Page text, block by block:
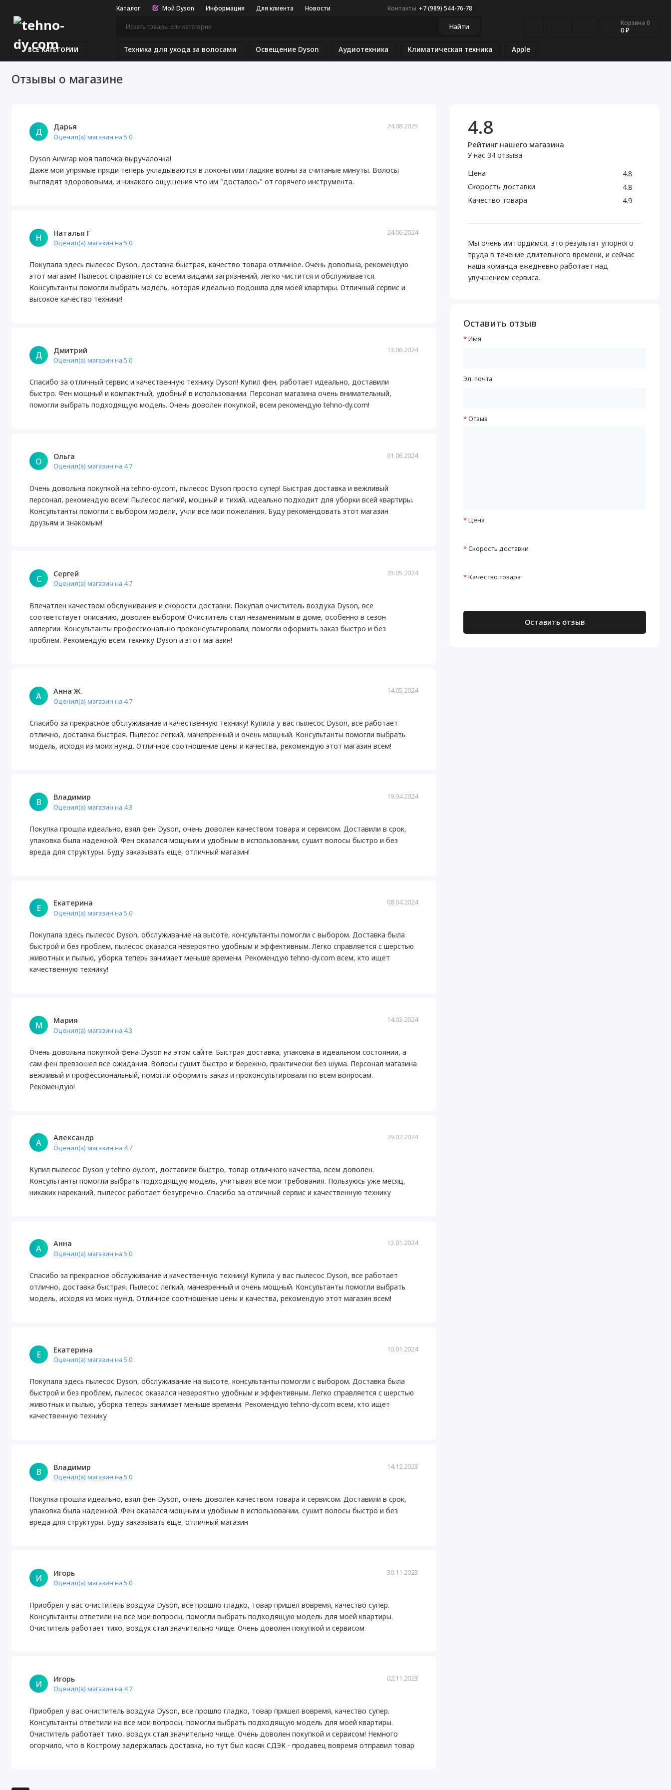
Каталог Мой Dyson Информация Для клиента Новости Контакты +7 (989) 544-76-78
Найти Корзина 0
0 ₽
ВСЕ КАТЕГОРИИ Техника для ухода за волосами Освещение Dyson Аудиотехника Климатическая техника Apple
Отзывы о магазине
Д Дарья
Оценил(а) магазин на 5.0
24.08.2025
Dyson Airwrap моя палочка-выручалочка!
Даже мои упрямые пряди теперь укладываются в локоны или гладкие волны за считаные минуты. Волосы
выглядят здорововыми, и никакого ощущения что им "досталось" от горячего инструмента.
Н Наталья Г
Оценил(а) магазин на 5.0
24.06.2024
Покупала здесь пылесос Dyson, доставка быстрая, качество товара отличное. Очень довольна, рекомендую
этот магазин! Пылесос справляется со всеми видами загрязнений, легко чистится и обслуживается.
Консультанты помогли выбрать модель, которая идеально подошла для моей квартиры. Отличный сервис и
высокое качество техники!
Д Дмитрий
Оценил(а) магазин на 5.0
13.06.2024
Спасибо за отличный сервис и качественную технику Dyson! Купил фен, работает идеально, доставили
быстро. Фен мощный и компактный, удобный в использовании. Персонал магазина очень внимательный,
помогли выбрать подходящую модель. Очень доволен покупкой, всем рекомендую tehno-dy.com!
О Ольга
Оценил(а) магазин на 4.7
01.06.2024
Очень довольна покупкой на tehno-dy.com, пылесос Dyson просто супер! Быстрая доставка и вежливый
персонал, рекомендую всем! Пылесос легкий, мощный и тихий, идеально подходит для уборки всей квартиры.
Консультанты помогли с выбором модели, учли все мои пожелания. Буду рекомендовать этот магазин
друзьям и знакомым!
С Сергей
Оценил(а) магазин на 4.7
23.05.2024
Впечатлен качеством обслуживания и скорости доставки. Покупал очиститель воздуха Dyson, все
соответствует описанию, доволен выбором! Очиститель стал незаменимым в доме, особенно в сезон
аллергии. Консультанты профессионально проконсультировали, помогли оформить заказ быстро и без
проблем. Рекомендую всем технику Dyson и этот магазин!
А Анна Ж.
Оценил(а) магазин на 4.7
14.05.2024
Спасибо за прекрасное обслуживание и качественную технику! Купила у вас пылесос Dyson, все работает
отлично, доставка быстрая. Пылесос легкий, маневренный и очень мощный. Консультанты помогли выбрать
модель, исходя из моих нужд. Отличное соотношение цены и качества, рекомендую этот магазин всем!
В Владимир
Оценил(а) магазин на 4.3
19.04.2024
Покупка прошла идеально, взял фен Dyson, очень доволен качеством товара и сервисом. Доставили в срок,
упаковка была надежной. Фен оказался мощным и удобным в использовании, сушит волосы быстро и без
вреда для структуры. Буду заказывать еще, отличный магазин!
Е Екатерина
Оценил(а) магазин на 5.0
08.04.2024
Покупала здесь пылесос Dyson, обслуживание на высоте, консультанты помогли с выбором. Доставка была
быстрой и без проблем, пылесос оказался невероятно удобным и эффективным. Легко справляется с шерстью
животных и пылью, уборка теперь занимает меньше времени. Рекомендую tehno-dy.com всем, кто ищет
качественную технику!
М Мария
Оценил(а) магазин на 4.3
14.03.2024
Очень довольна покупкой фена Dyson на этом сайте. Быстрая доставка, упаковка в идеальном состоянии, а
сам фен превзошел все ожидания. Волосы сушит быстро и бережно, практически без шума. Персонал магазина
вежливый и профессиональный, помогли оформить заказ и проконсультировали по всем вопросам.
Рекомендую!
А Александр
Оценил(а) магазин на 4.7
29.02.2024
Купил пылесос Dyson у tehno-dy.com, доставили быстро, товар отличного качества, всем доволен.
Консультанты помогли выбрать подходящую модель, учитывая все мои требования. Пользуюсь уже месяц,
никаких нареканий, пылесос работает безупречно. Спасибо за отличный сервис и качественную технику
А Анна
Оценил(а) магазин на 5.0
13.01.2024
Спасибо за прекрасное обслуживание и качественную технику! Купила у вас пылесос Dyson, все работает
отлично, доставка быстрая. Пылесос легкий, маневренный и очень мощный. Консультанты помогли выбрать
модель, исходя из моих нужд. Отличное соотношение цены и качества, рекомендую этот магазин всем!
Е Екатерина
Оценил(а) магазин на 5.0
10.01.2024
Покупала здесь пылесос Dyson, обслуживание на высоте, консультанты помогли с выбором. Доставка была
быстрой и без проблем, пылесос оказался невероятно удобным и эффективным. Легко справляется с шерстью
животных и пылью, уборка теперь занимает меньше времени. Рекомендую tehno-dy.com всем, кто ищет
качественную технику
В Владимир
Оценил(а) магазин на 5.0
14.12.2023
Покупка прошла идеально, взял фен Dyson, очень доволен качеством товара и сервисом. Доставили в срок,
упаковка была надежной. Фен оказался мощным и удобным в использовании, сушит волосы быстро и без
вреда для структуры. Буду заказывать еще, отличный магазин
И Игорь
Оценил(а) магазин на 5.0
30.11.2023
Приобрел у вас очиститель воздуха Dyson, все прошло гладко, товар пришел вовремя, качество супер.
Консультанты ответили на все мои вопросы, помогли выбрать подходящую модель для моей квартиры.
Очиститель работает тихо, воздух стал значительно чище. Очень доволен покупкой и сервисом
И Игорь
Оценил(а) магазин на 4.7
02.11.2023
Приобрел у вас очиститель воздуха Dyson, все прошло гладко, товар пришел вовремя, качество супер.
Консультанты ответили на все мои вопросы, помогли выбрать подходящую модель для моей квартиры.
Очиститель работает тихо, воздух стал значительно чище. Очень доволен покупкой и сервисом! Немного
огорчило, что в Кострому задержалась доставка, но тут был косяк СДЭК - продавец вовремя отправил товар
4.8
Рейтинг нашего магазина
У нас 34 отзыва
Цена
4.8
Скорость доставки
4.8
Качество товара
4.9
Мы очень им гордимся, это результат упорного
труда в течение длительного времени, и сейчас
наша команда ежедневно работает над
улучшением сервиса.
Оставить отзыв
Имя
Эл. почта
Отзыв
Цена
Скорость доставки
Качество товара
Оставить отзыв